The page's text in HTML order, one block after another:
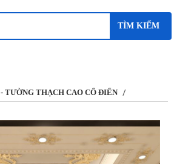
TÌM KIẾM
TƯỜNG THẠCH CAO CỔ ĐIỂN